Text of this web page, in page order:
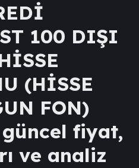
100 DIŞI
(HİSSE
FON)
güncel fiyat,
ve analiz